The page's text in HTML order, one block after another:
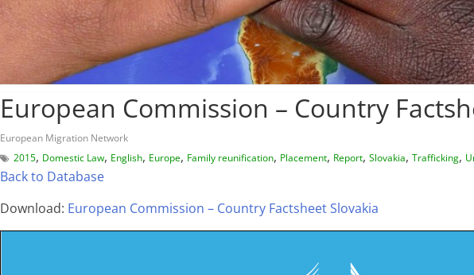
European Commission – Country
European Migration Network
2015, Domestic Law, English, Europe, Family reunification, Placement, Report, Slovakia, Trafficking,
Back to Database
Download: European Commission – Country Factsheet Slovakia